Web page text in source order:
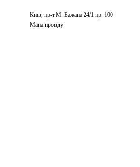
Київ, пр-т М. Бажана 24/1 пр. 100
Мапа проїзду